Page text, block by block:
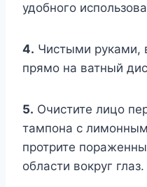
удобного
4. Чистыми руками,
прямо на ватный
5. Очистите лицо
тампона с
протрите
области вокруг